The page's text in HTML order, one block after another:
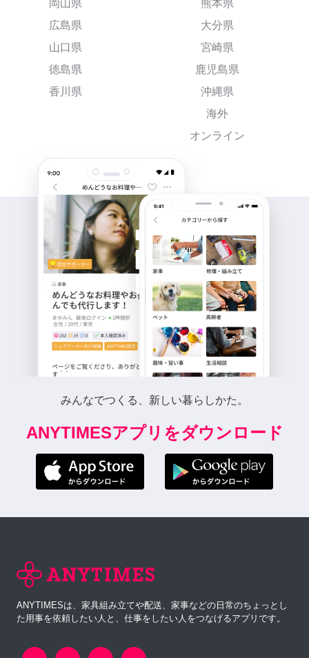
岡山県
広島県
山口県
徳島県
香川県
熊本県
大分県
宮崎県
鹿児島県
沖縄県
海外
オンライン
みんなでつくる、新しい暮らしかた。
ANYTIMESアプリをダウンロード
ANYTIMESは、家具組み立てや配送、家事などの日常のちょっとし
た用事を依頼したい人と、仕事をしたい人をつなげるアプリです。